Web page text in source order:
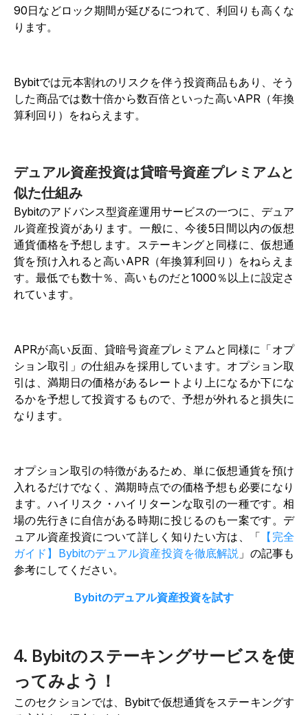
90日などロック期間が延びるにつれて、利回りも高くな
ります。
Bybitでは元本割れのリスクを伴う投資商品もあり、そう
した商品では数十倍から数百倍といった高いAPR（年換
算利回り）をねらえます。
デュアル資産投資は貸暗号資産プレミアムと
似た仕組み
Bybitのアドバンス型資産運用サービスの一つに、デュア
ル資産投資があります。一般に、今後5日間以内の仮想
通貨価格を予想します。ステーキングと同様に、仮想通
貨を預け入れると高いAPR（年換算利回り）をねらえま
す。最低でも数十％、高いものだと1000％以上に設定さ
れています。
APRが高い反面、貸暗号資産プレミアムと同様に「オプ
ション取引」の仕組みを採用しています。オプション取
引は、満期日の価格があるレートより上になるか下にな
るかを予想して投資するもので、予想が外れると損失に
なります。
オプション取引の特徴があるため、単に仮想通貨を預け
入れるだけでなく、満期時点での価格予想も必要になり
ます。ハイリスク・ハイリターンな取引の一種です。相
場の先行きに自信がある時期に投じるのも一案です。デ
ュアル資産投資について詳しく知りたい方は、「 【完全
ガイド】Bybitのデュアル資産投資を徹底解説 」の記事も
参考にしてください。
Bybitのデュアル資産投資を試す
4. Bybitのステーキングサービスを使
ってみよう！
このセクションでは、Bybitで仮想通貨をステーキングす